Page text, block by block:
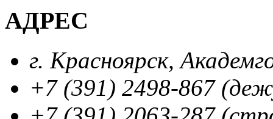
АДРЕС
г. Красноярск,
+7 (391) 2498-867